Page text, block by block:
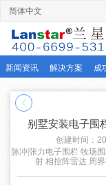
首页
周界产品
解决方案
服务支持
简体中文
别墅安装电子围
创建时间：
ꁣ
脉冲|张力电子围栏 牧场
射 相控阵雷达 周
新闻资讯 解决方案 成